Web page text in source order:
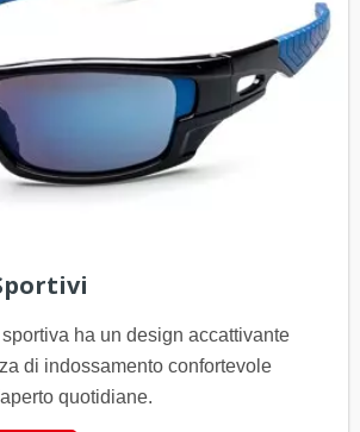
ha un design accattivante
di indossamento confortevole
quotidiane.